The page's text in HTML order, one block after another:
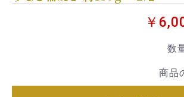
￥
数
商品